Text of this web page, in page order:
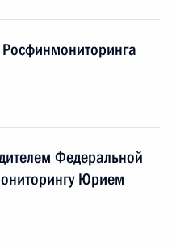
Федеральной
Юрием